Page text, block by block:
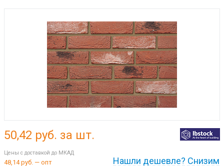
Нашли дешевле? Снизим
50,42 руб. за шт.
Цены с доставкой до МКАД
48,14 руб. — опт